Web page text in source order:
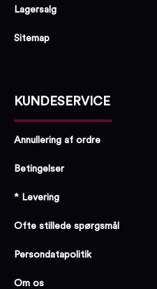
Lagersalg
Sitemap
KUNDESERVICE
Annullering af ordre
Betingelser
* Levering
Ofte stillede spørgsmål
Persondatapolitik
Om os